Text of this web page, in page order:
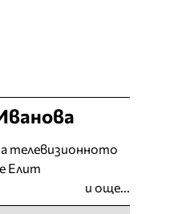
телевизионното
Елит
и още...